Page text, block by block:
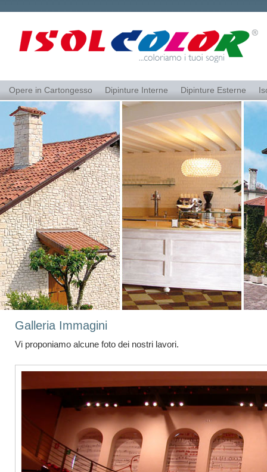
Opere in Cartongesso Dipinture Interne Dipinture Esterne
Galleria Immagini
Vi proponiamo alcune foto dei nostri lavori.